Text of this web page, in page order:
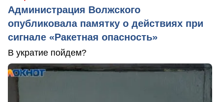
Администрация Волжского
опубликовала памятку о действиях при
сигнале «Ракетная опасность»
В укратие пойдем?